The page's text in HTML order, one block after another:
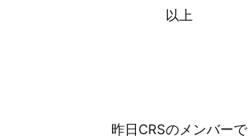
以上
昨日CRSのメンバーで